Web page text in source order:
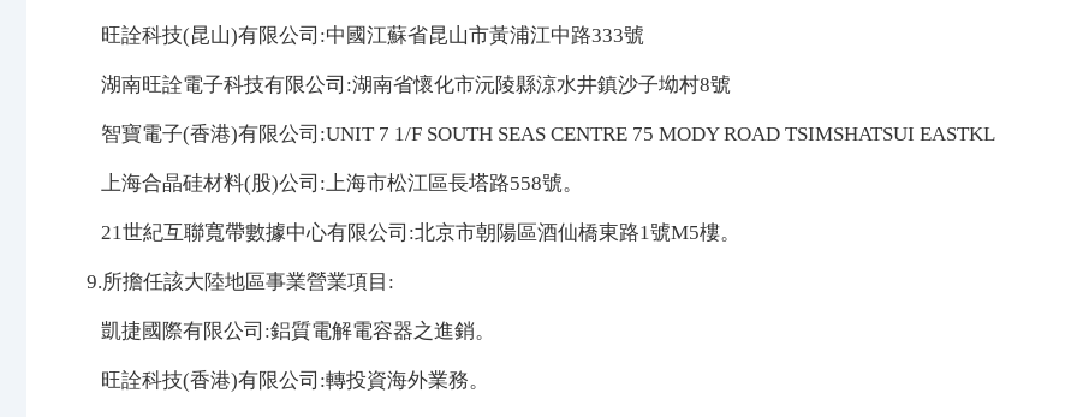
旺詮科技(昆山)有限公司:中國江蘇省昆山市黃浦江中路333號
湖南旺詮電子科技有限公司:湖南省懷化市沅陵縣涼水井鎮沙子坳村8號
智寶電子(香港)有限公司:UNIT 7 1/F SOUTH SEAS CENTRE 75 MODY ROAD TSIMSHATSUI EASTKL
上海合晶硅材料(股)公司:上海市松江區長塔路558號。
21世紀互聯寬帶數據中心有限公司:北京市朝陽區酒仙橋東路1號M5樓。
9.所擔任該大陸地區事業營業項目:
凱捷國際有限公司:鋁質電解電容器之進銷。
旺詮科技(香港)有限公司:轉投資海外業務。